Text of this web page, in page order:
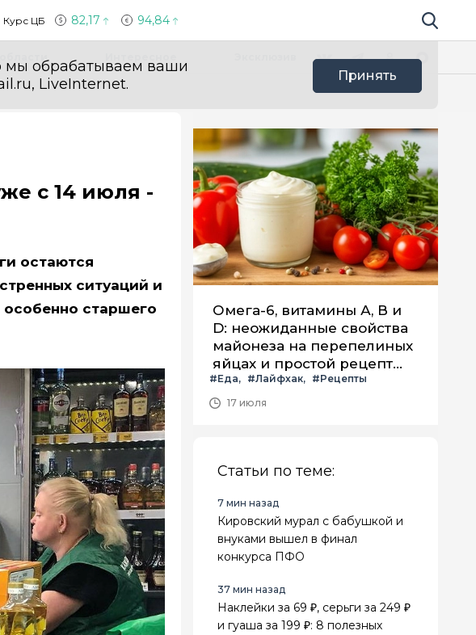
Курс ЦБ 82,17 94,84 Поиск по
мы обрабатываем ваши
LiveInternet.
Принять
с 14 июля -
остаются
ситуаций и
старшего
Омега-6, витамины А, В и
D: неожиданные свойства
майонеза на перепелиных
яйцах и простой рецепт
летнего салата с ним
#Еда #Лайфхак
#Рецепты
17 июля
Статьи по теме:
7 мин назад
Кировский мурал с бабушкой и
внуками вышел в финал
конкурса ПФО
37 мин назад
Наклейки за 69 ₽, серьги за 249 ₽
и гуаша за 199 ₽: 8 полезных